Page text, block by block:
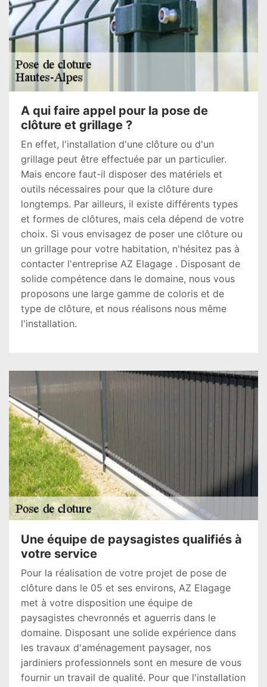
A qui faire appel pour la pose de
clôture et grillage ?
En effet, l'installation d'une clôture ou d'un
grillage peut être effectuée par un particulier.
Mais encore faut-il disposer des matériels et
outils nécessaires pour que la clôture dure
longtemps. Par ailleurs, il existe différents types
et formes de clôtures, mais cela dépend de votre
choix. Si vous envisagez de poser une clôture ou
un grillage pour votre habitation, n'hésitez pas à
contacter l'entreprise AZ Elagage . Disposant de
solide compétence dans le domaine, nous vous
proposons une large gamme de coloris et de
type de clôture, et nous réalisons nous même
l'installation.
Une équipe de paysagistes qualifiés à
votre service
Pour la réalisation de votre projet de pose de
clôture dans le 05 et ses environs, AZ Elagage
met à votre disposition une équipe de
paysagistes chevronnés et aguerris dans le
domaine. Disposant une solide expérience dans
les travaux d'aménagement paysager, nos
jardiniers professionnels sont en mesure de vous
fournir un travail de qualité. Pour que l'installation